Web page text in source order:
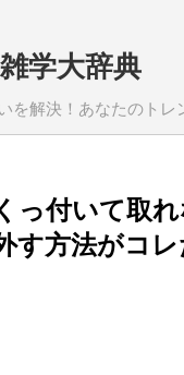
学大辞典
を解決！あなたのトレ
っ付いて取
す方法がコレ